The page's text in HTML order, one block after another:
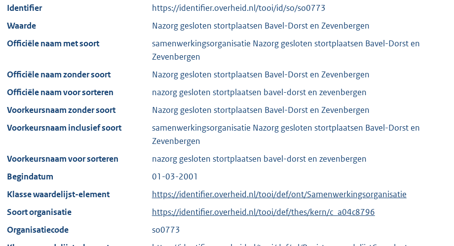
Identifier
https://identifier.overheid.nl/tooi/id/so/so0773
Waarde
Nazorg gesloten stortplaatsen Bavel-Dorst en Zevenbergen
Officiële naam met soort
samenwerkingsorganisatie Nazorg gesloten stortplaatsen Bavel-Dorst en
Zevenbergen
Officiële naam zonder soort
Nazorg gesloten stortplaatsen Bavel-Dorst en Zevenbergen
Officiële naam voor sorteren
nazorg gesloten stortplaatsen bavel-dorst en zevenbergen
Voorkeursnaam zonder soort
Nazorg gesloten stortplaatsen Bavel-Dorst en Zevenbergen
Voorkeursnaam inclusief soort
samenwerkingsorganisatie Nazorg gesloten stortplaatsen Bavel-Dorst en
Zevenbergen
Voorkeursnaam voor sorteren
nazorg gesloten stortplaatsen bavel-dorst en zevenbergen
Begindatum
01-03-2001
Klasse waardelijst-element
https://identifier.overheid.nl/tooi/def/ont/Samenwerkingsorganisatie
Soort organisatie
https://identifier.overheid.nl/tooi/def/thes/kern/c_a04c8796
Organisatiecode
so0773